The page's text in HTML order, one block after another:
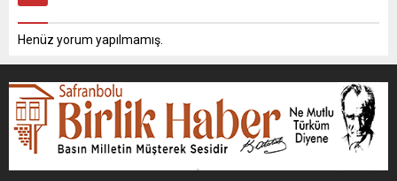
Henüz yorum yapılmamış.